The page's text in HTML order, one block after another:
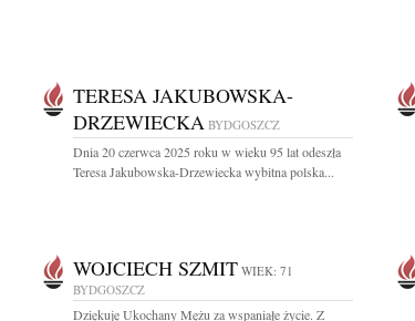
TERESA JAKUBOWSKA-
DRZEWIECKA BYDGOSZCZ
Dnia 20 czerwca 2025 roku w wieku 95 lat odeszła
Teresa Jakubowska-Drzewiecka wybitna polska...
WOJCIECH SZMIT WIEK: 71
BYDGOSZCZ
Dziękuję Ukochany Mężu za wspaniałe życie. Z